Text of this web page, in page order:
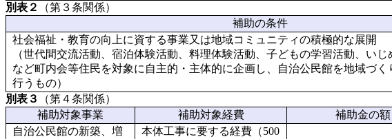
別表２
（第３条関係）
補助の条件
社会福祉・教育の向上に資する事業又は地域コミュニティの積極的な展開
（世代間交流活動、宿泊体験活動、料理体験活動、子どもの学習活動、い
など町内会等住民を対象に自主的・主体的に企画し、自治公民館を地域づく
行うもの）
別表３
（第４条関係）
補助対象事業
補助対象経費 補助金の額
自治公民館の新築、増
本体工事に要する経費（500